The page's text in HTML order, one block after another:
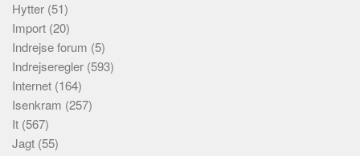
Hytter (51)
Import (20)
Indrejse forum (5)
Indrejseregler (593)
Internet (164)
Isenkram (257)
It (567)
Jagt (55)